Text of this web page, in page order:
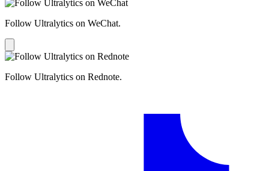
Follow Ultralytics on WeChat.
Follow Ultralytics on Rednote.